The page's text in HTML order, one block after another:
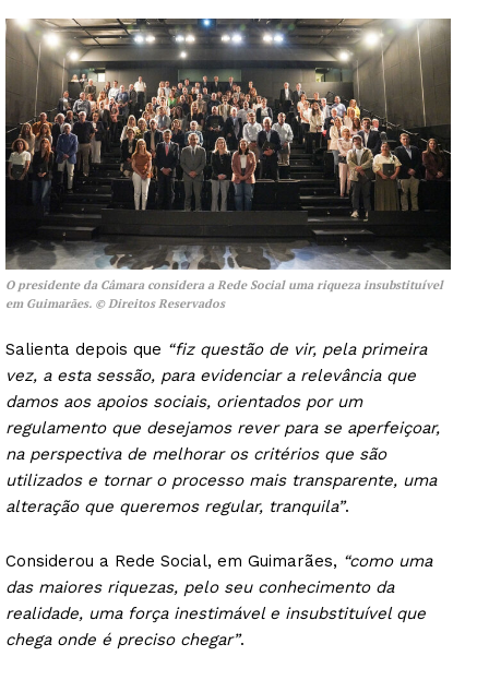
O presidente da Câmara considera a Rede Social uma riqueza insubstituível
em Guimarães. © Direitos Reservados
Salienta depois que “fiz questão de vir, pela primeira
vez, a esta sessão, para evidenciar a relevância que
damos aos apoios sociais, orientados por um
regulamento que desejamos rever para se aperfeiçoar,
na perspectiva de melhorar os critérios que são
utilizados e tornar o processo mais transparente, uma
alteração que queremos regular, tranquila”.
Considerou a Rede Social, em Guimarães, “como uma
das maiores riquezas, pelo seu conhecimento da
realidade, uma força inestimável e insubstituível que
chega onde é preciso chegar”.